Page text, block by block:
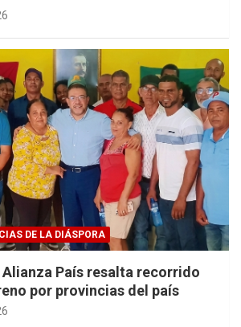
DE LA DIÁSPORA
País resalta recorrido
por provincias del país